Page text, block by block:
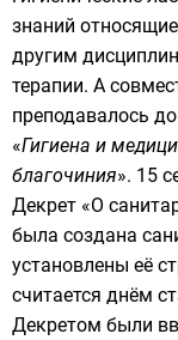
знаний
другим
терапии. А
преподавалось
«Гигиена и
благочиния». 15
Декрет «О
была создана
установлены её
считается днём
Декретом были